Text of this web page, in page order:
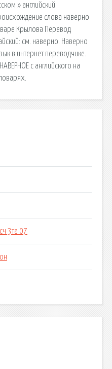
» английский.
слова наверно
Крылова Перевод
см. наверно. Наверно
в интернет переводчике.
с английского на
3та 07